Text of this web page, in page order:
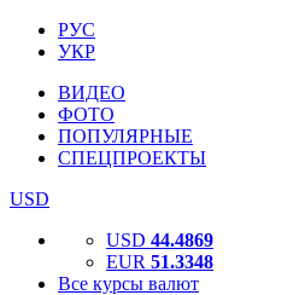
РУС
УКР
ВИДЕО
ФОТО
ПОПУЛЯРНЫЕ
СПЕЦПРОЕКТЫ
USD
USD 44.4869
EUR 51.3348
Все курсы валют